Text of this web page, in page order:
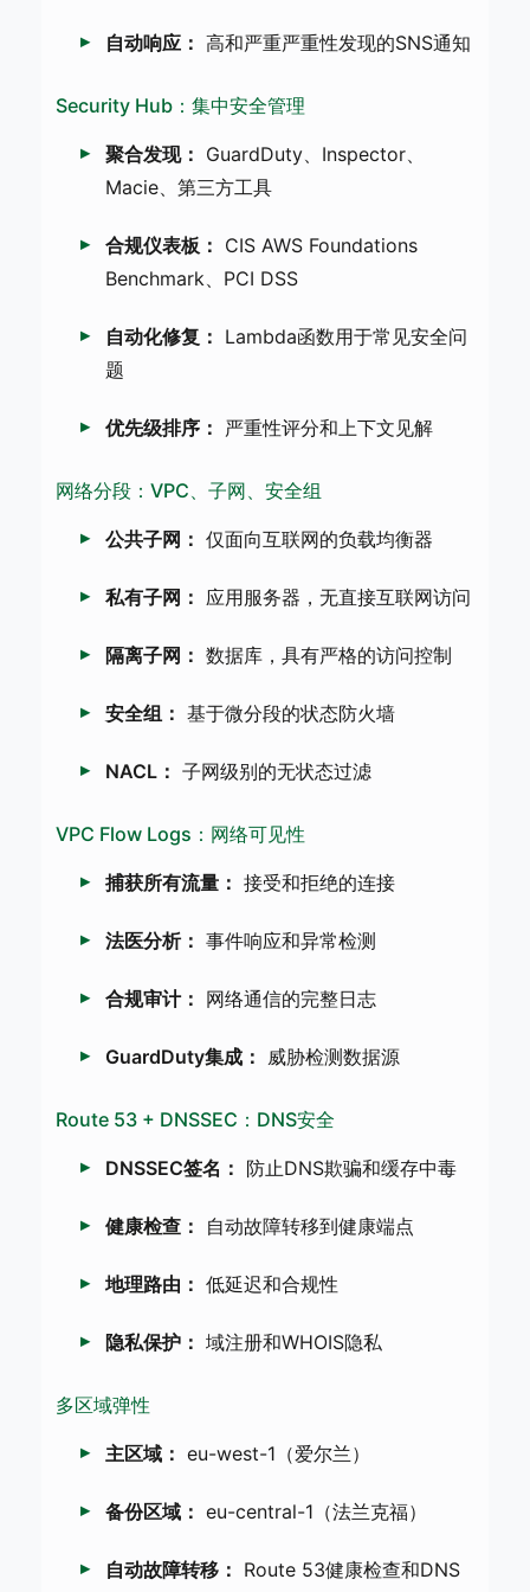
自动响应： 高和严重严重性发现的SNS通知
Security Hub：集中安全管理
聚合发现： GuardDuty、Inspector、
Macie、第三方工具
合规仪表板： CIS AWS Foundations
Benchmark、PCI DSS
自动化修复： Lambda函数用于常见安全问
题
优先级排序： 严重性评分和上下文见解
网络分段：VPC、子网、安全组
公共子网： 仅面向互联网的负载均衡器
私有子网： 应用服务器，无直接互联网访问
隔离子网： 数据库，具有严格的访问控制
安全组： 基于微分段的状态防火墙
NACL： 子网级别的无状态过滤
VPC Flow Logs：网络可见性
捕获所有流量： 接受和拒绝的连接
法医分析： 事件响应和异常检测
合规审计： 网络通信的完整日志
GuardDuty集成： 威胁检测数据源
Route 53 + DNSSEC：DNS安全
DNSSEC签名： 防止DNS欺骗和缓存中毒
健康检查： 自动故障转移到健康端点
地理路由： 低延迟和合规性
隐私保护： 域注册和WHOIS隐私
多区域弹性
主区域： eu-west-1（爱尔兰）
备份区域： eu-central-1（法兰克福）
自动故障转移： Route 53健康检查和DNS